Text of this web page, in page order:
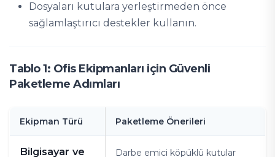
Dosyaları kutulara yerleştirmeden önce
sağlamlaştırıcı destekler kullanın.
Tablo 1: Ofis Ekipmanları için Güvenli
Paketleme Adımları
Ekipman Türü Paketleme Önerileri
Bilgisayar ve
Darbe emici köpüklü kutular